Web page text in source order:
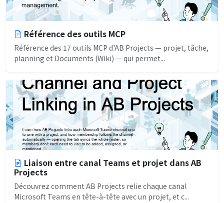
Référence des outils MCP
Référence des 17 outils MCP d'AB Projects — projet, tâche,
planning et Documents (Wiki) — qui permet...
Liaison entre canal Teams et projet dans AB
Projects
Découvrez comment AB Projects relie chaque canal
Microsoft Teams en tête-à-tête avec un projet, et c...